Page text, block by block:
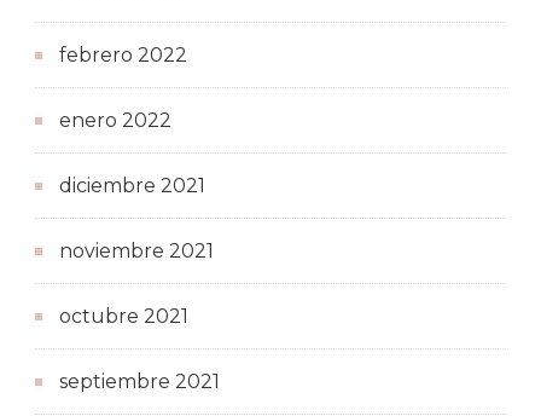
febrero 2022
enero 2022
diciembre 2021
noviembre 2021
octubre 2021
septiembre 2021